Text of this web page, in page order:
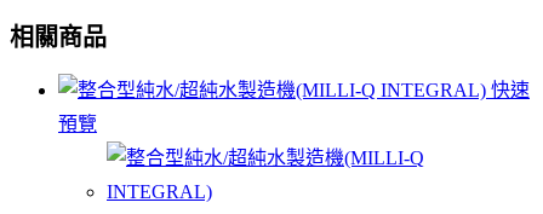
相關商品
快速
預覽